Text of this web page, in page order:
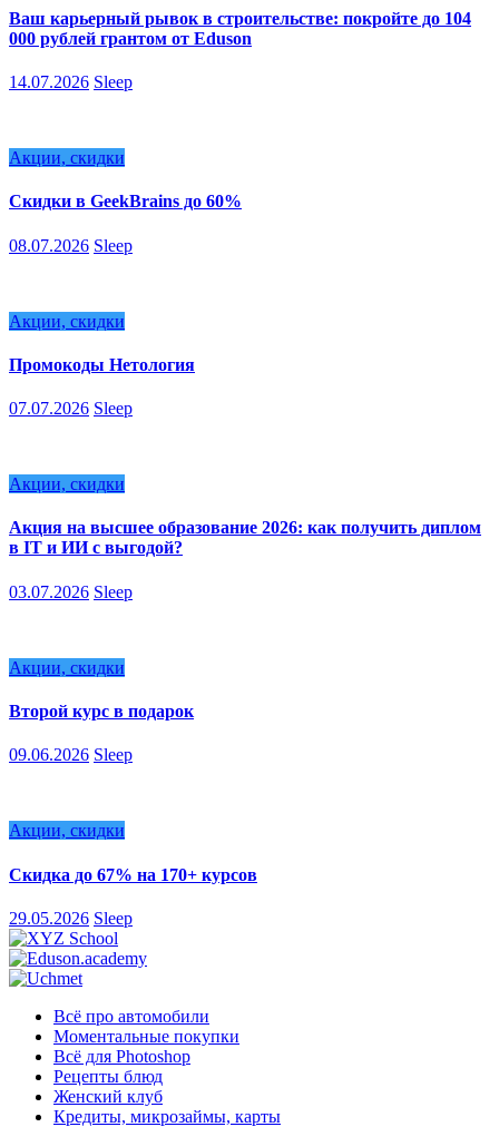
Ваш карьерный рывок в строительстве: покройте до 104
000 рублей грантом от Eduson
14.07.2026 Sleep
Акции, скидки
Скидки в GeekBrains до 60%
08.07.2026 Sleep
Акции, скидки
Промокоды Нетология
07.07.2026 Sleep
Акции, скидки
Акция на высшее образование 2026: как получить диплом
в IT и ИИ с выгодой?
03.07.2026 Sleep
Акции, скидки
Второй курс в подарок
09.06.2026 Sleep
Акции, скидки
Скидка до 67% на 170+ курсов
29.05.2026 Sleep
Всё про автомобили
Моментальные покупки
Всё для Photoshop
Рецепты блюд
Женский клуб
Кредиты, микрозаймы, карты